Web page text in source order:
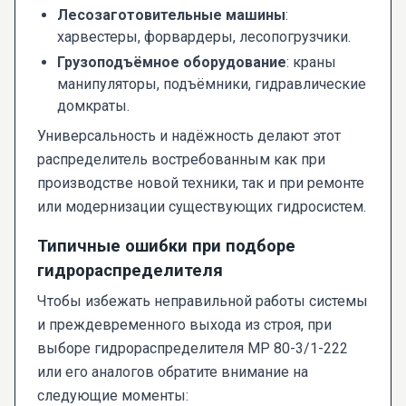
Лесозаготовительные машины:
харвестеры, форвардеры, лесопогрузчики.
Грузоподъёмное оборудование: краны
манипуляторы, подъёмники, гидравлические
домкраты.
Универсальность и надёжность делают этот
распределитель востребованным как при
производстве новой техники, так и при ремонте
или модернизации существующих гидросистем.
Типичные ошибки при подборе
гидрораспределителя
Чтобы избежать неправильной работы системы
и преждевременного выхода из строя, при
выборе гидрораспределителя МР 80-3/1-222
или его аналогов обратите внимание на
следующие моменты: